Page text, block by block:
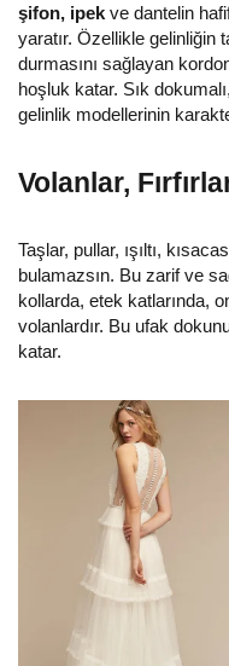
şifon, ipek ve dantelin
yaratır. Özellikle gelinliğin
durmasını sağlayan
hoşluk katar. Sık
gelinlik modellerinin
Volanlar,
Taşlar, pullar, ışıltı,
bulamazsın. Bu zarif ve
kollarda, etek katlarında,
volanlardır. Bu ufak
katar.